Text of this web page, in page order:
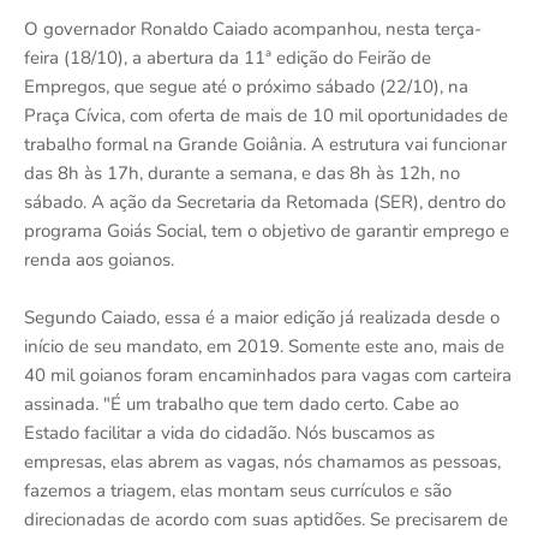
O governador Ronaldo Caiado acompanhou, nesta terça-
feira (18/10), a abertura da 11ª edição do Feirão de
Empregos, que segue até o próximo sábado (22/10), na
Praça Cívica, com oferta de mais de 10 mil oportunidades de
trabalho formal na Grande Goiânia. A estrutura vai funcionar
das 8h às 17h, durante a semana, e das 8h às 12h, no
sábado. A ação da Secretaria da Retomada (SER), dentro do
programa Goiás Social, tem o objetivo de garantir emprego e
renda aos goianos.
Segundo Caiado, essa é a maior edição já realizada desde o
início de seu mandato, em 2019. Somente este ano, mais de
40 mil goianos foram encaminhados para vagas com carteira
assinada. "É um trabalho que tem dado certo. Cabe ao
Estado facilitar a vida do cidadão. Nós buscamos as
empresas, elas abrem as vagas, nós chamamos as pessoas,
fazemos a triagem, elas montam seus currículos e são
direcionadas de acordo com suas aptidões. Se precisarem de